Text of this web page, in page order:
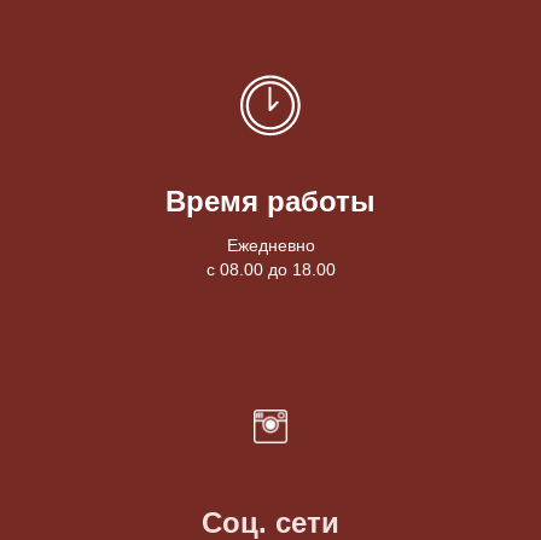
Время работы
Ежедневно
с 08.00 до 18.00
Соц. сети